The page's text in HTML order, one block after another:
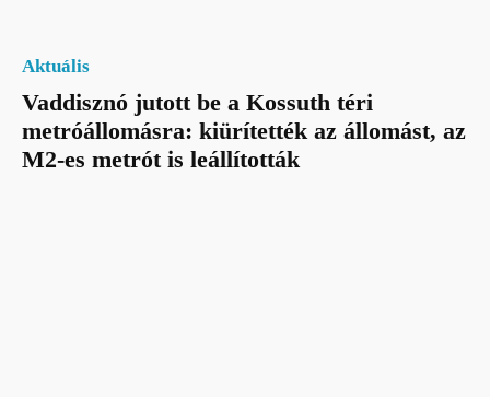
Aktuális
Vaddisznó jutott be a Kossuth téri
metróállomásra: kiürítették az állomást, az
M2-es metrót is leállították